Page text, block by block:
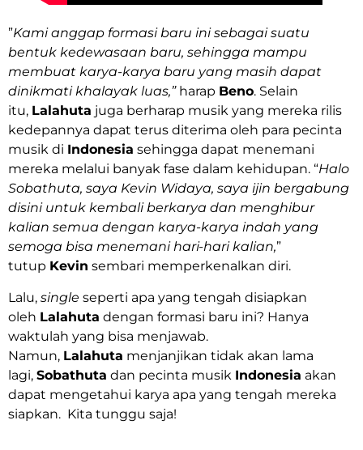
”Kami anggap formasi baru ini sebagai suatu
bentuk kedewasaan baru, sehingga mampu
membuat karya-karya baru yang masih dapat
dinikmati khalayak luas,” harap Beno. Selain
itu, Lalahuta juga berharap musik yang mereka rilis
kedepannya dapat terus diterima oleh para pecinta
musik di Indonesia sehingga dapat menemani
mereka melalui banyak fase dalam kehidupan. “Halo
Sobathuta, saya Kevin Widaya, saya ijin bergabung
disini untuk kembali berkarya dan menghibur
kalian semua dengan karya-karya indah yang
semoga bisa menemani hari-hari kalian,”
tutup Kevin sembari memperkenalkan diri.
Lalu, single seperti apa yang tengah disiapkan
oleh Lalahuta dengan formasi baru ini? Hanya
waktulah yang bisa menjawab.
Namun, Lalahuta menjanjikan tidak akan lama
lagi, Sobathuta dan pecinta musik Indonesia akan
dapat mengetahui karya apa yang tengah mereka
siapkan. Kita tunggu saja!